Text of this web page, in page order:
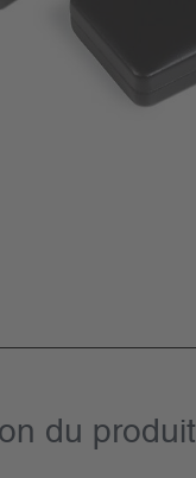
du­ produit